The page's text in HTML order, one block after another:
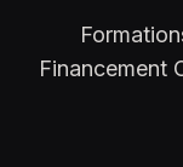
Financement